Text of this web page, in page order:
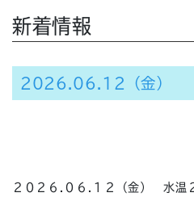
新着情報
2026.06.12（金）
２０２６.０６.１２（金）